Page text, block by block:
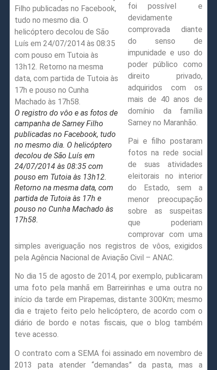
O registro do vôo e as fotos de
campanha de Sarney Filho
publicadas no Facebook, tudo
no mesmo dia. O helicóptero
decolou de São Luís em
24/07/2014 às 08:35 com
pouso em Tutoia às 13h12.
Retorno na mesma data, com
partida de Tutoia às 17h e
pouso no Cunha Machado às
17h58.
foi possível
e
devidamente
comprovada diante
do senso de
impunidade e uso do
poder público como
direito privado,
adquiridos com os
mais de 40 anos de
domínio da família
Sarney no Maranhão.
Pai e filho postaram
fotos na rede social
de suas atividades
eleitorais no interior
do Estado, sem a
menor preocupação
sobre as suspeitas
que poderiam
comprovar com uma
simples averiguação nos registros de vôos, exigidos
pela Agência Nacional de Aviação Civil – ANAC.
No dia 15 de agosto de 2014, por exemplo, publicaram
uma foto pela manhã em Barreirinhas e uma outra no
início da tarde em Pirapemas, distante 300Km; mesmo
dia e trajeto feito pelo helicóptero, de acordo com o
diário de bordo e notas fiscais, que o blog também
teve acesso.
O contrato com a SEMA foi assinado em novembro de
2013 pata atender “demandas” da pasta, mas a